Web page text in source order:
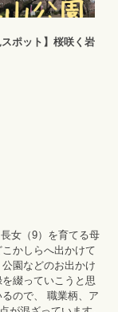
スポット】桜咲く岩
女（9）を育てる母
かしらへ出かけて
園などのお出かけ
綴っていこうと思
ので、 職業柄、ア